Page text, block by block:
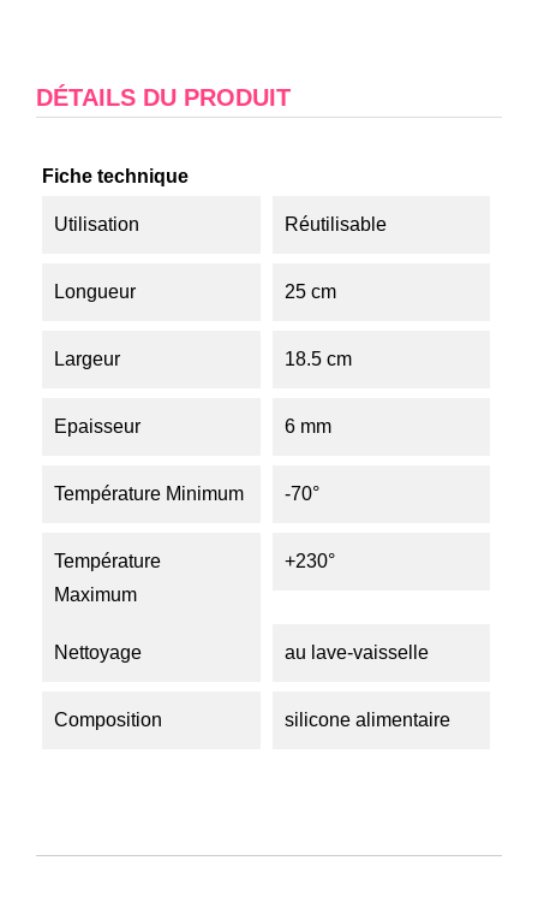
DÉTAILS DU PRODUIT
Fiche technique
Utilisation Réutilisable
Longueur 25 cm
Largeur 18.5 cm
Epaisseur 6 mm
Température Minimum -70°
Température
Maximum
+230°
Nettoyage au lave-vaisselle
Composition silicone alimentaire